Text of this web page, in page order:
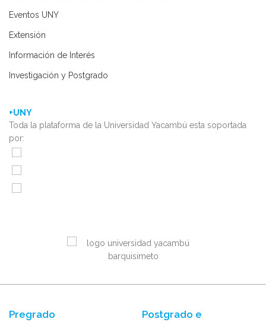
Eventos UNY
Extensión
Información de Interés
Investigación y Postgrado
+UNY
Toda la plataforma de la Universidad Yacambú esta soportada
por:
Pregrado
Postgrado e